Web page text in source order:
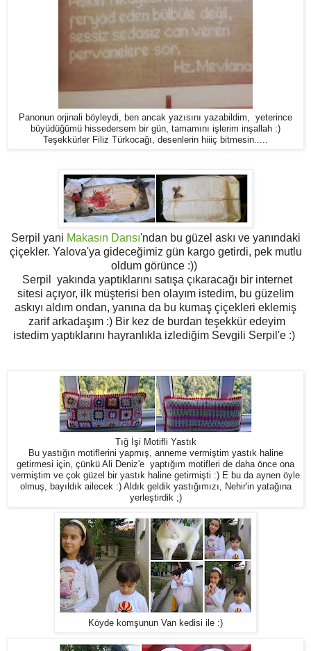
Panonun orjinali böyleydi, ben ancak yazısını yazabildim, yeterince
büyüdüğümü hissedersem bir gün, tamamını işlerim inşallah :)
Teşekkürler Filiz Türkocağı, desenlerin hiiiç bitmesin.....
Serpil yani Makasın Dansı'ndan bu güzel askı ve yanındaki
çiçekler. Yalova'ya gideceğimiz gün kargo getirdi, pek mutlu
oldum görünce :))
Serpil yakında yaptıklarını satışa çıkaracağı bir internet
sitesi açıyor, ilk müşterisi ben olayım istedim, bu güzelim
askıyı aldım ondan, yanına da bu kumaş çiçekleri eklemiş
zarif arkadaşım :) Bir kez de burdan teşekkür edeyim
istedim yaptıklarını hayranlıkla izlediğim Sevgili Serpil'e :)
Tığ İşi Motifli Yastık
Bu yastığın motiflerini yapmış, anneme vermiştim yastık haline
getirmesi için, çünkü Ali Deniz'e yaptığım motifleri de daha önce ona
vermiştim ve çok güzel bir yastık haline getirmişti :) E bu da aynen öyle
olmuş, bayıldık ailecek :) Aldık geldik yastığımızı, Nehir'in yatağına
yerleştirdik ;)
Köyde komşunun Van kedisi ile :)